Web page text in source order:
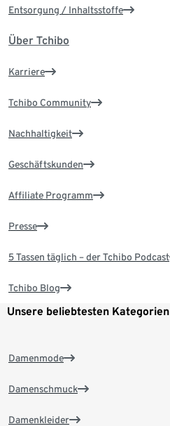
Entsorgung / Inhaltsstoffe
Über Tchibo
Karriere
Tchibo Community
Nachhaltigkeit
Geschäftskunden
Affiliate Programm
Presse
5 Tassen täglich – der Tchibo Podcast
Tchibo Blog
Unsere beliebtesten Kategorien
Damenmode
Damenschmuck
Damenkleider